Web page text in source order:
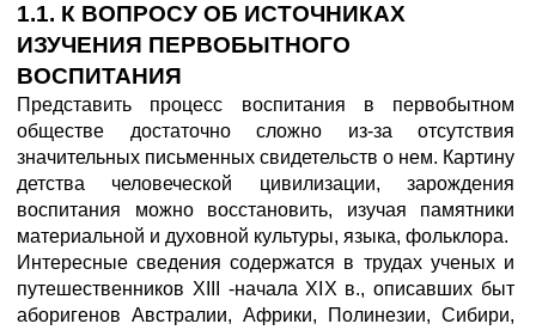
1.1. К ВОПРОСУ ОБ ИСТОЧНИКАХ
ИЗУЧЕНИЯ ПЕРВОБЫТНОГО
ВОСПИТАНИЯ
Представить процесс воспитания в первобытном
обществе достаточно сложно из-за отсутствия
значительных письменных свидетельств о нем. Картину
детства человеческой цивилизации, зарождения
воспитания можно восстановить, изучая памятники
материальной и духовной культуры, языка, фольклора.
Интересные сведения содержатся в трудах ученых и
путешественников XIII -начала XIX в., описавших быт
аборигенов Австралии, Африки, Полинезии, Сибири,